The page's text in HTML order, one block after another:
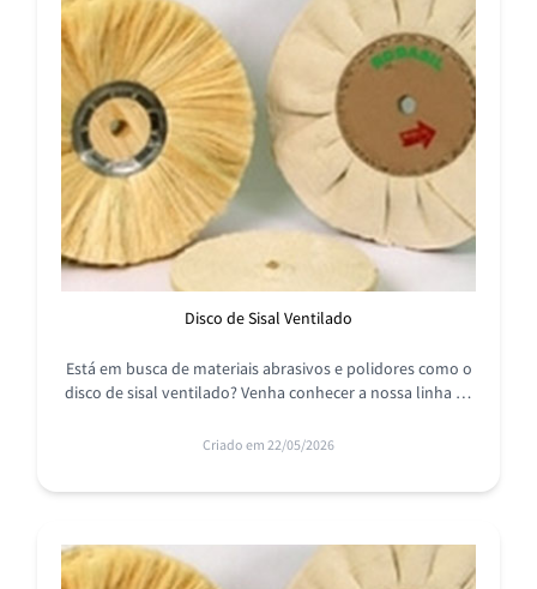
Disco de Sisal Ventilado
Está em busca de materiais abrasivos e polidores como o
disco de sisal ventilado? Venha conhecer a nossa linha de
Criado em 22/05/2026